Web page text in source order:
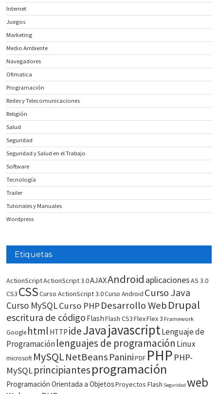
Internet
Juegos
Marketing
Medio Ambiente
Navegadores
Ofimatica
Programación
Redes y Telecomunicaciones
Religión
Salud
Seguridad
Seguridad y Salud en el Trabajo
Software
Tecnología
Trailer
Tutoriales y Manuales
Wordpress
Etiquetas
ActionScriptActionScript 3.0AJAXAndroid aplicacionesAS 3.0
CS3 CSSCurso ActionScript 3.0Curso Android Curso Java
Curso MySQLCurso PHP Desarrollo WebDrupal
escritura de código FlashFlash CS3FlexFlex 3 Framework
Google html HTTP ideJavajavascriptLenguaje de
Programaciónlenguajes de programación Linux
microsoft MySQLNetBeans Panini PDF PHP PHP-
MySQLprincipiantesprogramación
Programación Orientada a ObjetosProyectos Flash Seguridad web